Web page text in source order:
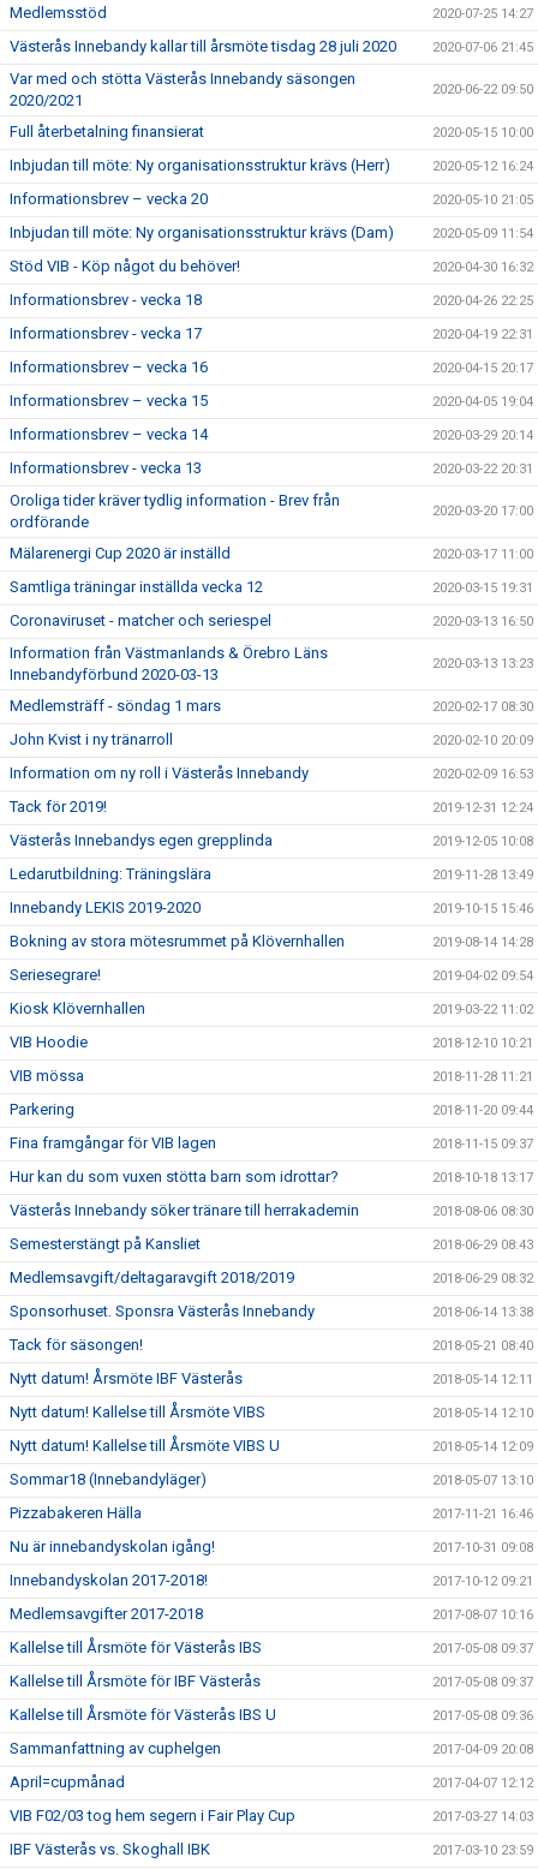
Medlemsstöd 2020-07-25 14:27
Västerås Innebandy kallar till årsmöte tisdag 28 juli 2020 2020-07-06 21:45
Var med och stötta Västerås Innebandy säsongen
2020/2021
2020-06-22 09:50
Full återbetalning finansierat 2020-05-15 10:00
Inbjudan till möte: Ny organisationsstruktur krävs (Herr) 2020-05-12 16:24
Informationsbrev – vecka 20 2020-05-10 21:05
Inbjudan till möte: Ny organisationsstruktur krävs (Dam) 2020-05-09 11:54
Stöd VIB - Köp något du behöver! 2020-04-30 16:32
Informationsbrev - vecka 18 2020-04-26 22:25
Informationsbrev - vecka 17 2020-04-19 22:31
Informationsbrev – vecka 16 2020-04-15 20:17
Informationsbrev – vecka 15 2020-04-05 19:04
Informationsbrev – vecka 14 2020-03-29 20:14
Informationsbrev - vecka 13 2020-03-22 20:31
Oroliga tider kräver tydlig information - Brev från
ordförande
2020-03-20 17:00
Mälarenergi Cup 2020 är inställd 2020-03-17 11:00
Samtliga träningar inställda vecka 12 2020-03-15 19:31
Coronaviruset - matcher och seriespel 2020-03-13 16:50
Information från Västmanlands & Örebro Läns
Innebandyförbund 2020-03-13
2020-03-13 13:23
Medlemsträff - söndag 1 mars 2020-02-17 08:30
John Kvist i ny tränarroll 2020-02-10 20:09
Information om ny roll i Västerås Innebandy 2020-02-09 16:53
Tack för 2019! 2019-12-31 12:24
Västerås Innebandys egen grepplinda 2019-12-05 10:08
Ledarutbildning: Träningslära 2019-11-28 13:49
Innebandy LEKIS 2019-2020 2019-10-15 15:46
Bokning av stora mötesrummet på Klövernhallen 2019-08-14 14:28
Seriesegrare! 2019-04-02 09:54
Kiosk Klövernhallen 2019-03-22 11:02
VIB Hoodie 2018-12-10 10:21
VIB mössa 2018-11-28 11:21
Parkering 2018-11-20 09:44
Fina framgångar för VIB lagen 2018-11-15 09:37
Hur kan du som vuxen stötta barn som idrottar? 2018-10-18 13:17
Västerås Innebandy söker tränare till herrakademin 2018-08-06 08:30
Semesterstängt på Kansliet 2018-06-29 08:43
Medlemsavgift/deltagaravgift 2018/2019 2018-06-29 08:32
Sponsorhuset. Sponsra Västerås Innebandy 2018-06-14 13:38
Tack för säsongen! 2018-05-21 08:40
Nytt datum! Årsmöte IBF Västerås 2018-05-14 12:11
Nytt datum! Kallelse till Årsmöte VIBS 2018-05-14 12:10
Nytt datum! Kallelse till Årsmöte VIBS U 2018-05-14 12:09
Sommar18 (Innebandyläger) 2018-05-07 13:10
Pizzabakeren Hälla 2017-11-21 16:46
Nu är innebandyskolan igång! 2017-10-31 09:08
Innebandyskolan 2017-2018! 2017-10-12 09:21
Medlemsavgifter 2017-2018 2017-08-07 10:16
Kallelse till Årsmöte för Västerås IBS 2017-05-08 09:37
Kallelse till Årsmöte för IBF Västerås 2017-05-08 09:37
Kallelse till Årsmöte för Västerås IBS U 2017-05-08 09:36
Sammanfattning av cuphelgen 2017-04-09 20:08
April=cupmånad 2017-04-07 12:12
VIB F02/03 tog hem segern i Fair Play Cup 2017-03-27 14:03
IBF Västerås vs. Skoghall IBK 2017-03-10 23:59